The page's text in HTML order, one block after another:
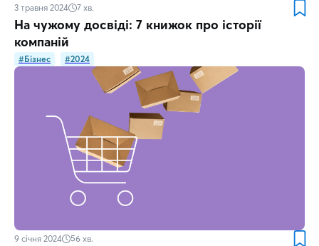
3 травня 2024 7 хв.
На чужому досвіді: 7 книжок про історії
компаній
#Бізнес #2024
9 січня 2024 56 хв.